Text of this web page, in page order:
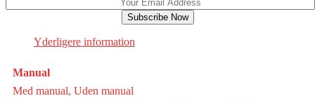
Subscribe Now
Yderligere information
Manual
Med manual, Uden manual